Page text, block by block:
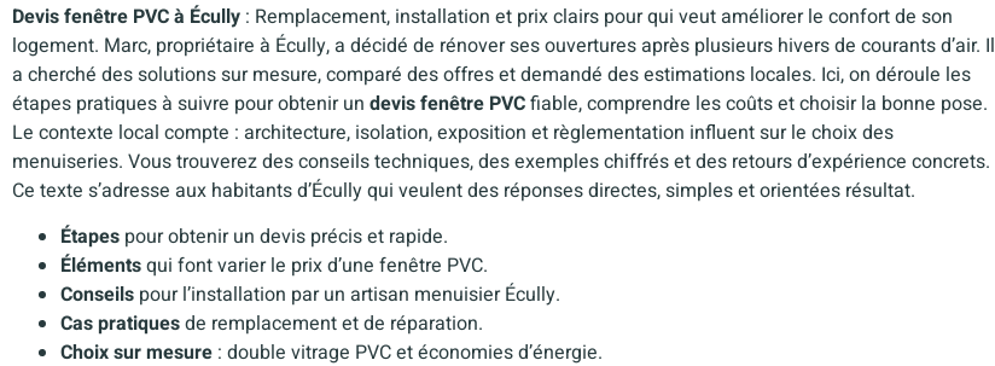
Devis fenêtre PVC à Écully : Remplacement, installation et prix clairs pour qui veut améliorer le confort de son
logement. Marc, propriétaire à Écully, a décidé de rénover ses ouvertures après plusieurs hivers de courants d’air. Il
a cherché des solutions sur mesure, comparé des offres et demandé des estimations locales. Ici, on déroule les
étapes pratiques à suivre pour obtenir un devis fenêtre PVCfiable, comprendre les coûts et choisir la bonne pose.
Le contexte local compte : architecture, isolation, exposition et règlementation influent sur le choix des
menuiseries. Vous trouverez des conseils techniques, des exemples chiffrés et des retours d’expérience concrets.
Ce texte s’adresse aux habitants d’Écully qui veulent des réponses directes, simples et orientées résultat.
Étapes pour obtenir un devis précis et rapide.
Élémentsqui font varier le prix d’une fenêtre PVC.
Conseils pour l’installation par un artisan menuisier Écully.
Cas pratiquesde remplacement et de réparation.
Choix sur mesure : double vitrage PVC et économies d’énergie.